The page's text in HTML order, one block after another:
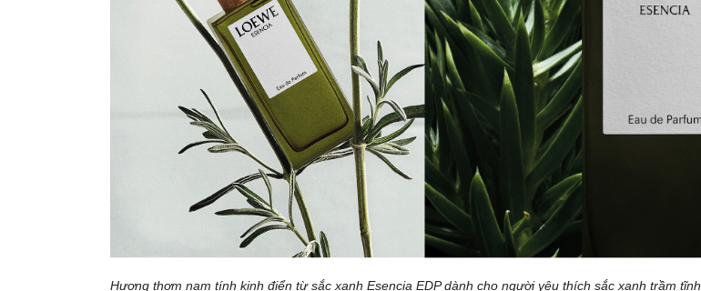
Hương thơm nam tính kinh điển từ sắc xanh Esencia EDP dành cho người yêu thích sắc xanh trầm tĩnh